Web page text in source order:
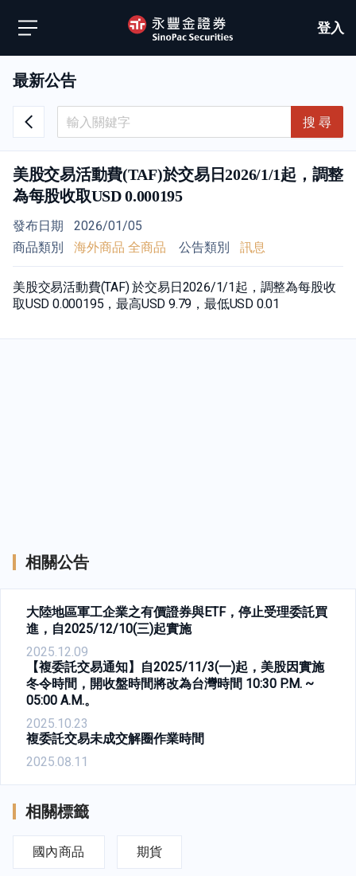
登入
最新公告
搜 尋
美股交易活動費(TAF)於交易日2026/1/1起，調整
為每股收取USD 0.000195
發布日期
2026/01/05
商品類別
海外商品 全商品 公告類別 訊息
美股交易活動費(TAF) 於交易日2026/1/1起，調整為每股收
取USD 0.000195，最高USD 9.79，最低USD 0.01
相關公告
大陸地區軍工企業之有價證券與ETF，停止受理委託買
進，自2025/12/10(三)起實施
2025.12.09
【複委託交易通知】自2025/11/3(一)起，美股因實施
冬令時間，開收盤時間將改為台灣時間 10:30 P.M. ~
05:00 A.M.。
2025.10.23
複委託交易未成交解圈作業時間
2025.08.11
相關標籤
國內商品 期貨